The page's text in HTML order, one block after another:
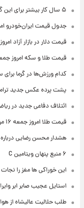
۵ سال کار بیشتر برای این گروه از متقاضیان بازنشستگی
جدول قیمت ایران‌خودرو امروز جمعه ۱۶ مرداد؛
قیمت دلار در بازار آزاد امروز جمعه ۱۶
قیمت طلا و سکه امروز جمعه ۱۶ مرداد ۱۴۰۵
کدام ورزش‌ها در گرما برای
پشت پرده عکس جدید
ائتلاف دفاعی جدید در
قیمت طلا امروز جمعه ۱۶ مرداد ۱۴۰۵
هشدار محسن رضایی
۶ منبع پنهان ویتامین C
این خوراکی ها مغز را
استایل عجیب صابر ابر
طلب حلالیت عالیشاه از